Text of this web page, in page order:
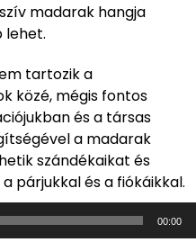
madarak hangja
lehet.
tartozik a
közé, mégis fontos
és a társas
a madarak
szándékaikat és
párjukkal és a fiókáikkal.
00:00